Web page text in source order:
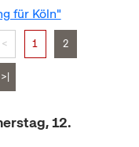
für Köln"
< 1 2
>|
12.